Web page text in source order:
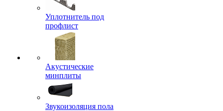
Уплотнитель под
профлист
Акустические
минплиты
Звукоизоляция пола